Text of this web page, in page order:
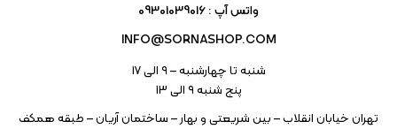
واتس آپ : 09301039016
INFO@SORNASHOP.COM
شنبه تا چهارشنبه – ۹ الی 17
پنج شنبه ۹ الی 13
تهران خیابان انقلاب – بین شریعتی و بهار – ساختمان آریان – طبقه همکف